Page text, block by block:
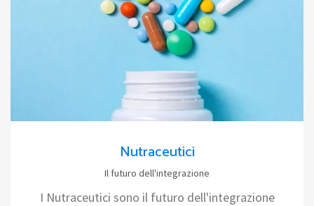
Nutraceutici
Il futuro dell'integrazione
I Nutraceutici sono il futuro dell'integrazione